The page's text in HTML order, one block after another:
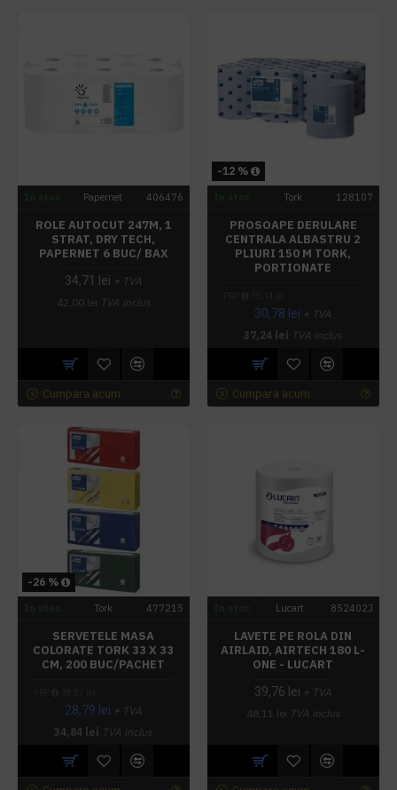
Papernet 406476
ROLE AUTOCUT 247M, 1
STRAT, DRY TECH,
PAPERNET 6 BUC/ BAX
34,71 lei + TVA
42,00 lei TVA inclus
Cumpara acum
-12 %
Tork 128107
PROSOAPE DERULARE
CENTRALA ALBASTRU 2
PLIURI 150 M TORK,
PORTIONATE
30,78 lei + TVA
37,24 lei TVA inclus
Cumpara acum
-26 %
Tork 477215
SERVETELE MASA
COLORATE TORK 33 X 33
CM, 200 BUC/PACHET
28,79 lei + TVA
34,84 lei TVA inclus
Lucart 852402J
LAVETE PE ROLA DIN
AIRLAID, AIRTECH 180 L-
ONE - LUCART
39,76 lei + TVA
48,11 lei TVA inclus